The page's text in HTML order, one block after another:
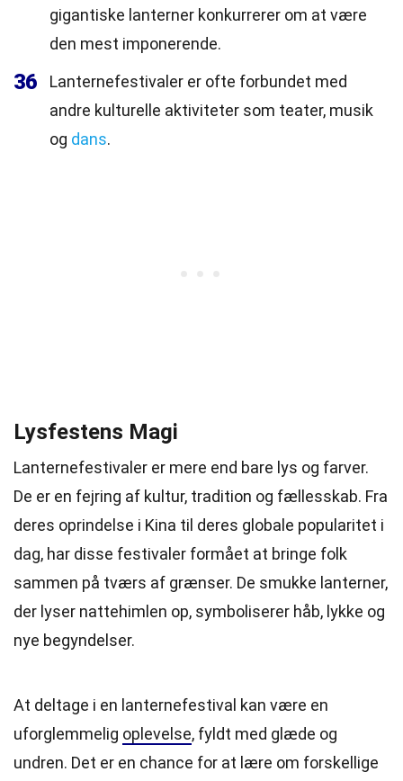
gigantiske lanterner konkurrerer om at være
den mest imponerende.
36
Lanternefestivaler er ofte forbundet med
andre kulturelle aktiviteter som teater, musik
og dans.
Lysfestens Magi
Lanternefestivaler er mere end bare lys og farver.
De er en fejring af kultur, tradition og fællesskab. Fra
deres oprindelse i Kina til deres globale popularitet i
dag, har disse festivaler formået at bringe folk
sammen på tværs af grænser. De smukke lanterner,
der lyser nattehimlen op, symboliserer håb, lykke og
nye begyndelser.
At deltage i en lanternefestival kan være en
uforglemmelig oplevelse, fyldt med glæde og
undren. Det er en chance for at lære om forskellige